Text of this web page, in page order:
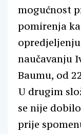
mogućnost
pomirenja
naučavanju
Baumu, od
U drugim
se nije
prije